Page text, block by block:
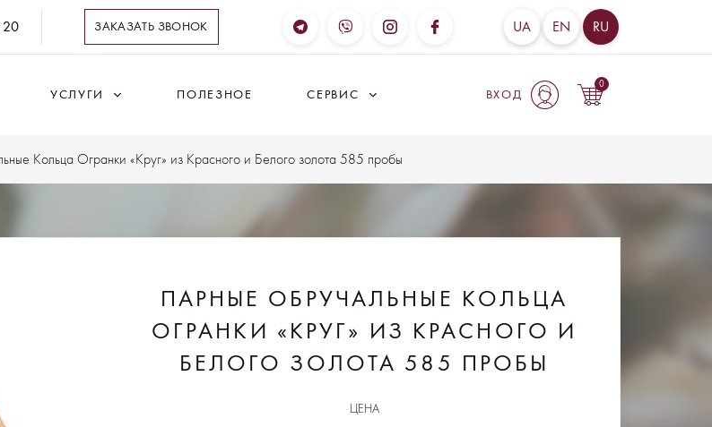
20 ЗАКАЗАТЬ ЗВОНОК UA EN RU
УСЛУГИ ПОЛЕЗНОЕ СЕРВИС ВХОД
0
Кольца Огранки «Круг» из Красного и Белого золота 585 пробы
ПАРНЫЕ ОБРУЧАЛЬНЫЕ КОЛЬЦА
ОГРАНКИ «КРУГ» ИЗ КРАСНОГО И
БЕЛОГО ЗОЛОТА 585 ПРОБЫ
ЦЕНА